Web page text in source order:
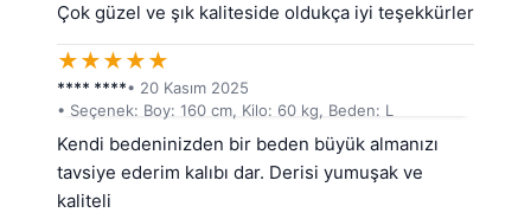
Çok güzel ve şık kaliteside oldukça iyi teşekkürler
★★★★★
**** ****• 20 Kasım 2025
• Seçenek: Boy: 160 cm, Kilo: 60 kg, Beden: L
Kendi bedeninizden bir beden büyük almanızı
tavsiye ederim kalıbı dar. Derisi yumuşak ve
kaliteli